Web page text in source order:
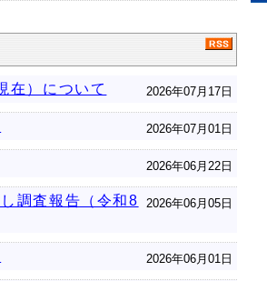
2026年07月17日
在）について
2026年07月01日
2026年06月22日
2026年06月05日
調査報告（令和8
2026年06月01日